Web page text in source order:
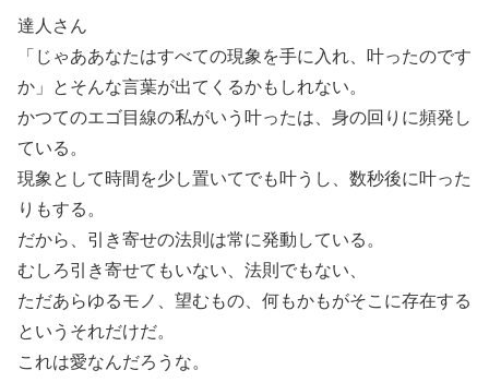
達人さん
「じゃああなたはすべての現象を手に入れ、叶ったのです
か」とそんな言葉が出てくるかもしれない。
かつてのエゴ目線の私がいう叶ったは、身の回りに頻発し
ている。
現象として時間を少し置いてでも叶うし、数秒後に叶った
りもする。
だから、引き寄せの法則は常に発動している。
むしろ引き寄せてもいない、法則でもない、
ただあらゆるモノ、望むもの、何もかもがそこに存在する
というそれだけだ。
これは愛なんだろうな。